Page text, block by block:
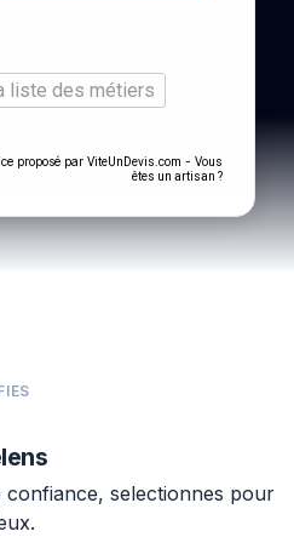
liste des métiers
proposé par ViteUnDevis.com - Vous
êtes un artisan ?
confiance, selectionnes pour